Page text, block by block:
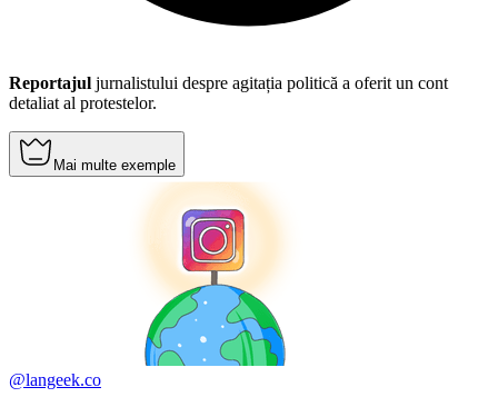
Reportajul jurnalistului despre agitația politică a oferit un cont
detaliat al protestelor.
Mai multe exemple
@langeek.co